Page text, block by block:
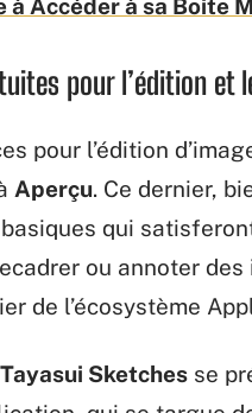
à Accéder à sa Boite
pour l’édition et
pour l’édition
Aperçu. Ce dernier,
qui
ou annoter
de l’écosystème
Tayasui Sketches se